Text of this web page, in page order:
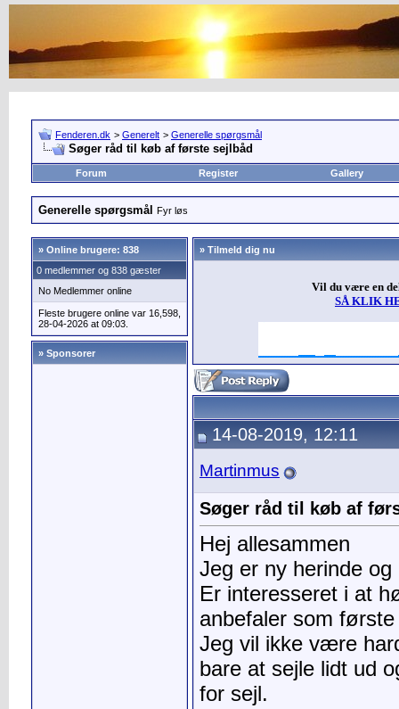
Fenderen.dk > Generelt > Generelle spørgsmål
Søger råd til køb af første sejlbåd
Forum Register Gallery
Generelle spørgsmål Fyr løs
» Online brugere: 838
0 medlemmer og 838 gæster
No Medlemmer online
Fleste brugere online var 16,598,
28-04-2026 at 09:03.
» Sponsorer
» Tilmeld dig nu
Vil du være en
SÅ KLIK
14-08-2019, 12:11
Martinmus
Søger råd til køb af
Hej allesammen
Jeg er ny herinde
Er interesseret i at
anbefaler som
Jeg vil ikke være
bare at sejle lidt ud
for sejl.